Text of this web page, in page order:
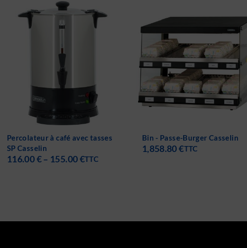
Bin - Passe-Burger Casselin
1,858.80€
Détartrant Percolateur
Casselin